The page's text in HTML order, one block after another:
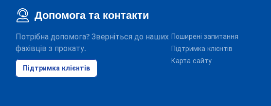
Допомога та контакти
Потрібна допомога? Зверніться до наших
фахівців з прокату.
Підтримка клієнтів
Поширені запитання
Підтримка клієнтів
Карта сайту